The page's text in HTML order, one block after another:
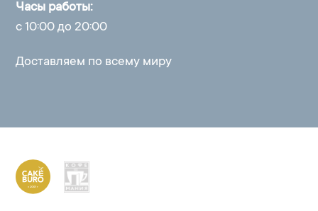
Доставляем по всему миру
Часы работы:
с 10:00 до 20:00